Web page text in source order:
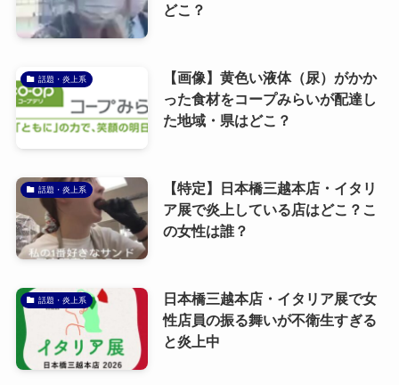
どこ？
話題・炎上系
【画像】黄色い液体（尿）がかか
った食材をコープみらいが配達し
た地域・県はどこ？
話題・炎上系
【特定】日本橋三越本店・イタリ
ア展で炎上している店はどこ？こ
の女性は誰？
話題・炎上系
日本橋三越本店・イタリア展で女
性店員の振る舞いが不衛生すぎる
と炎上中